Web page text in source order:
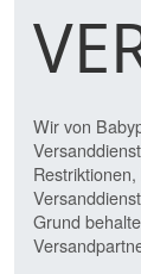
Wir von
Grund